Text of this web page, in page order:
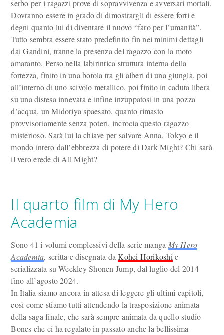
serbo per i ragazzi prove di sopravvivenza e avversari mortali.
Dovranno essere in grado di dimostrargli di essere forti e
degni quanto lui di diventare il nuovo “faro per l’umanità”.
Tutto sembra essere stato predefinito fin nei minimi dettagli
dai Gandini, tranne la presenza del ragazzo con la moto
amaranto. Perso nella labirintica struttura interna della
fortezza, finito in una botola tra gli alberi di una giungla, poi
all’interno di uno scivolo metallico, poi finito in caduta libera
su una distesa innevata e infine inzuppatosi in una pozza
d’acqua, un Midoriya spaesato, quanto rimasto
provvisoriamente senza poteri, incrocia questo ragazzo
misterioso. Sarà lui la chiave per salvare Anna, Tokyo e il
mondo intero dall’ebbrezza di potere di Dark Might? Chi sarà
il vero erede di All Might?
Il quarto film di My Hero
Academia
Sono 41 i volumi complessivi della serie manga My Hero
Academia, scritta e disegnata daKohei Horikoshi e
serializzata su Weekley Shonen Jump, dal luglio del 2014
fino all’agosto 2024.
In Italia siamo ancora in attesa di leggere gli ultimi capitoli,
così come stiamo tutti attendendo la trasposizione animata
della saga finale, che sarà sempre animata da quello studio
Bones che ci ha regalato in passato anche la bellissima